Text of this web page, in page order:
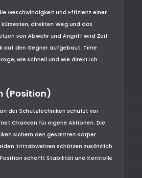
Geschwindigkeit und Effizienz einer
direkten Weg und das
von Abwehr und Angriff wird Zeit
auf den Gegner aufgebaut. Time
wie schnell und wie direkt ich
(Position)
der Schutztechniken schützt vor
Chancen für eigene Aktionen. Die
sichern den gesamten Körper
Trittabwehren schützen zusätzlich
schafft Stabilität und Kontrolle